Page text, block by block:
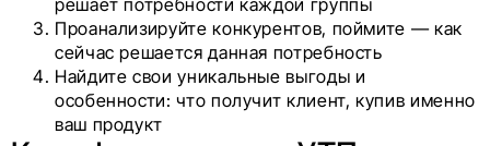
решает потребности каждой группы
Проанализируйте конкурентов, поймите — как
сейчас решается данная потребность
Найдите свои уникальные выгоды и
особенности: что получит клиент, купив именно
ваш продукт